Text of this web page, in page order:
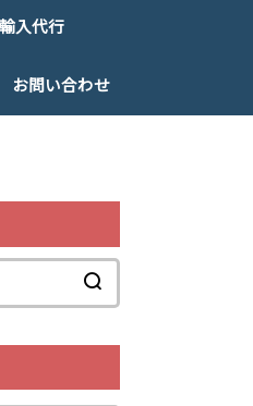
入代行
イ仕入れ代行
イ仕入れ同行
注文フォーム（タイ）
お問い合わせ